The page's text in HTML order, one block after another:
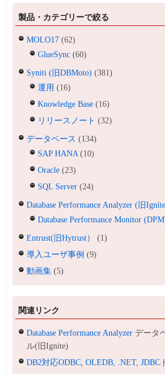
製品・カテゴリーで絞る
MOLO17 (62)
GlueSync (60)
Syniti (旧DBMoto) (381)
運用 (16)
Knowledge Base (16)
リリースノート (32)
データベース (134)
SAP HANA(10)
Oracle (23)
SQL Server (24)
Database Performance Analyzer (旧
Database Performance Monitor
Entrust(旧Hytrust）
(1)
導入ユーザ事例 (9)
動画集 (5)
関連リンク
Database Performance Analyzer データ
ル(旧Ignite)
DB2対応ODBC, OLEDB, .NET,